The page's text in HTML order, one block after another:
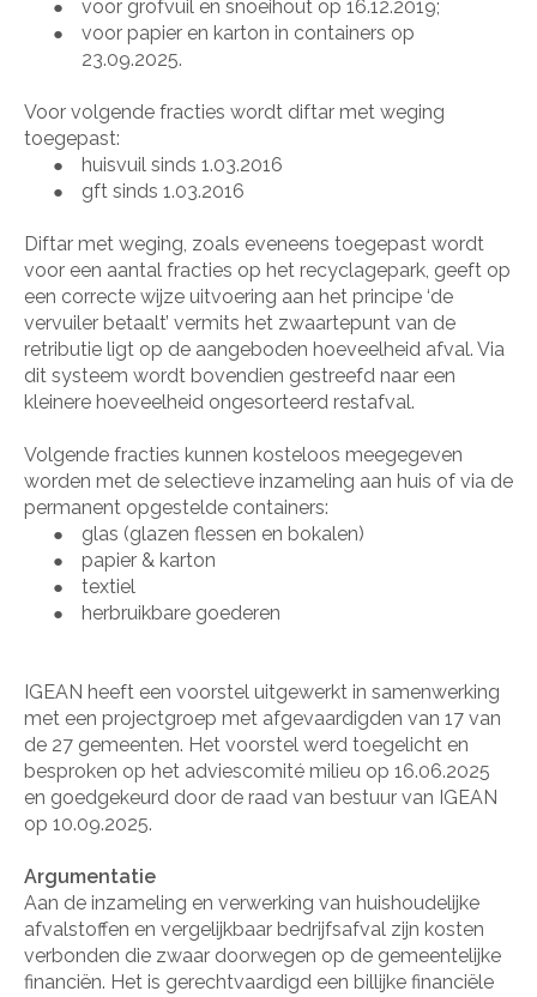
● voor grofvuil en snoeihout op 16.12.2019;
●
voor papier en karton in containers op
23.09.2025.
Voor volgende fracties wordt diftar met weging
toegepast:
● huisvuil sinds 1.03.2016
● gft sinds 1.03.2016
Diftar met weging, zoals eveneens toegepast wordt
voor een aantal fracties op het recyclagepark, geeft op
een correcte wijze uitvoering aan het principe ‘de
vervuiler betaalt’ vermits het zwaartepunt van de
retributie ligt op de aangeboden hoeveelheid afval. Via
dit systeem wordt bovendien gestreefd naar een
kleinere hoeveelheid ongesorteerd restafval.
Volgende fracties kunnen kosteloos meegegeven
worden met de selectieve inzameling aan huis of via de
permanent opgestelde containers:
● glas (glazen flessen en bokalen)
● papier & karton
● textiel
● herbruikbare goederen
IGEAN heeft een voorstel uitgewerkt in samenwerking
met een projectgroep met afgevaardigden van 17 van
de 27 gemeenten. Het voorstel werd toegelicht en
besproken op het adviescomité milieu op 16.06.2025
en goedgekeurd door de raad van bestuur van IGEAN
op 10.09.2025.
Argumentatie
Aan de inzameling en verwerking van huishoudelijke
afvalstoffen en vergelijkbaar bedrijfsafval zijn kosten
verbonden die zwaar doorwegen op de gemeentelijke
financiën. Het is gerechtvaardigd een billijke financiële